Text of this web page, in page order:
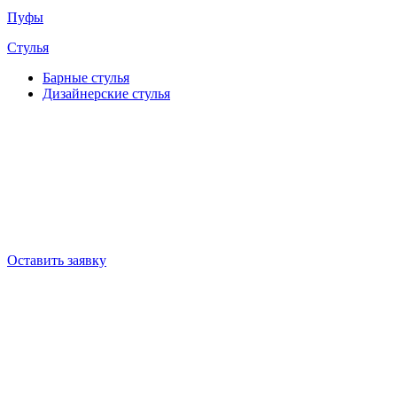
Пуфы
Стулья
Барные cтулья
Дизайнерские cтулья
Оставить заявку